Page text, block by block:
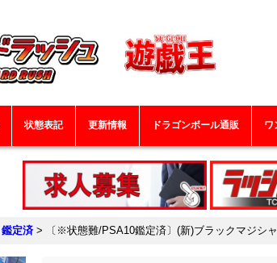
状態表記 更新情報 ドラゴンボール通販 ワ
鑑定済 > 〔※状態難/PSA10鑑定済〕(新)ブラックマジシ